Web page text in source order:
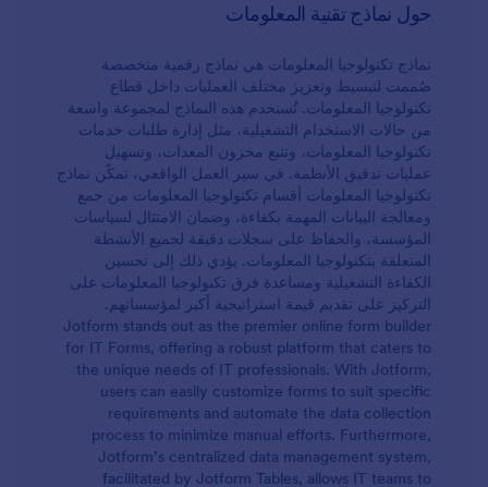
حول نماذج تقنية المعلومات
نماذج تكنولوجيا المعلومات هي نماذج رقمية متخصصة
صُممت لتبسيط وتعزيز مختلف العمليات داخل قطاع
تكنولوجيا المعلومات. تُستخدم هذه النماذج لمجموعة واسعة
من حالات الاستخدام التشغيلية، مثل إدارة طلبات خدمات
تكنولوجيا المعلومات، وتتبع مخزون المعدات، وتسهيل
عمليات تدقيق الأنظمة. في سير العمل الواقعي، تمكّن نماذج
تكنولوجيا المعلومات أقسام تكنولوجيا المعلومات من جمع
ومعالجة البيانات المهمة بكفاءة، وضمان الامتثال لسياسات
المؤسسة، والحفاظ على سجلات دقيقة لجميع الأنشطة
المتعلقة بتكنولوجيا المعلومات. يؤدي ذلك إلى تحسين
الكفاءة التشغيلية ومساعدة فرق تكنولوجيا المعلومات على
التركيز على تقديم قيمة استراتيجية أكبر لمؤسساتهم.
Jotform stands out as the premier online form builder
for IT Forms, offering a robust platform that caters to
the unique needs of IT professionals. With Jotform,
users can easily customize forms to suit specific
requirements and automate the data collection
process to minimize manual efforts. Furthermore,
Jotform’s centralized data management system,
facilitated by Jotform Tables, allows IT teams to